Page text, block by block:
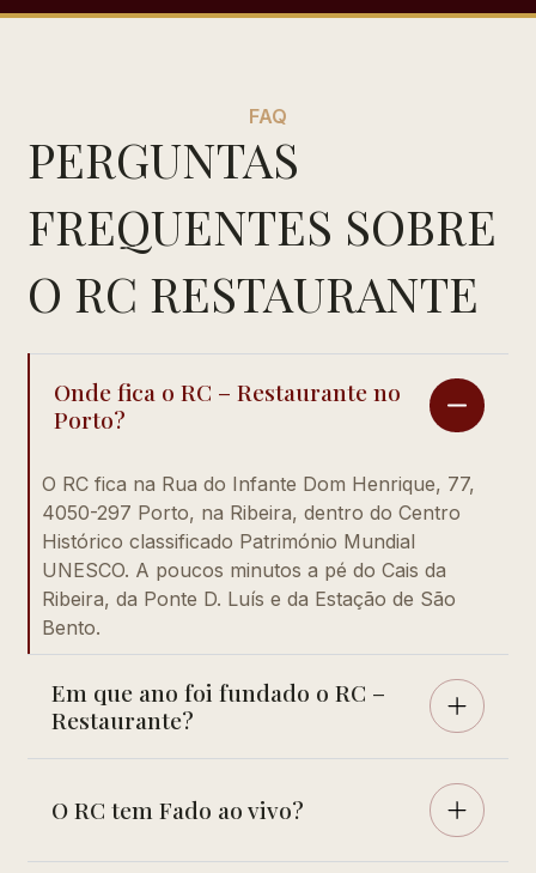
FAQ
PERGUNTAS
FREQUENTES SOBRE
O RC RESTAURANTE
Onde fica o RC – Restaurante no
Porto?
O RC fica na Rua do Infante Dom Henrique, 77,
4050-297 Porto, na Ribeira, dentro do Centro
Histórico classificado Património Mundial
UNESCO. A poucos minutos a pé do Cais da
Ribeira, da Ponte D. Luís e da Estação de São
Bento.
Em que ano foi fundado o RC –
Restaurante?
O RC tem Fado ao vivo?